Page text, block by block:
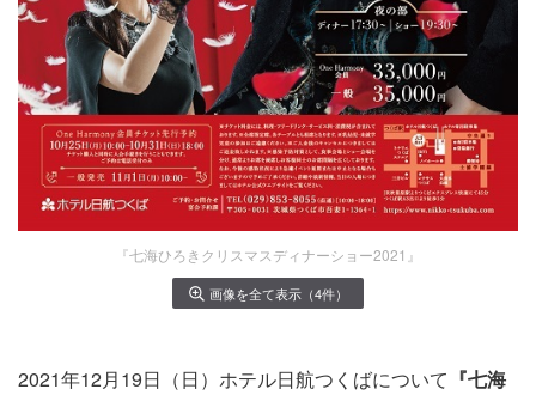
『七海ひろきクリスマスディナーショー2021』
画像を全て表示（4件）
2021年12月19日（日）ホテル日航つくばについて 『七海